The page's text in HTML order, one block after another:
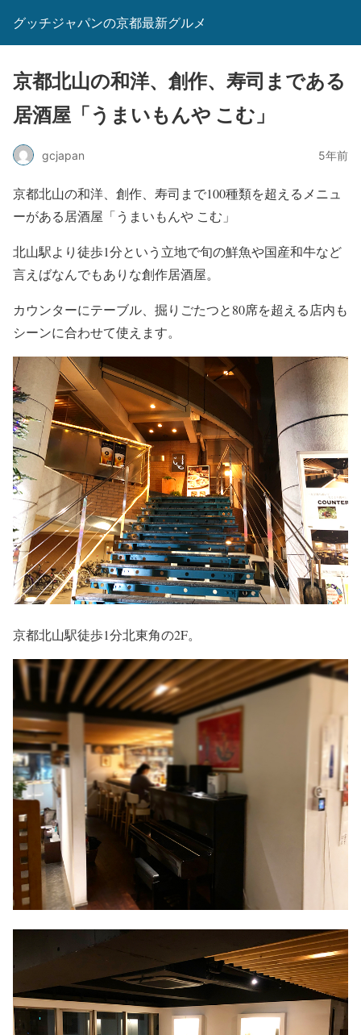
グッチジャパンの京都最新グルメ
京都北山の和洋、創作、寿司まである
居酒屋「うまいもんや こむ」
gcjapan 5年前
京都北山の和洋、創作、寿司まで100種類を超えるメニュ
ーがある居酒屋「うまいもんや こむ」
北山駅より徒歩1分という立地で旬の鮮魚や国産和牛など
言えばなんでもありな創作居酒屋。
カウンターにテーブル、掘りごたつと80席を超える店内も
シーンに合わせて使えます。
京都北山駅徒歩1分北東角の2F。